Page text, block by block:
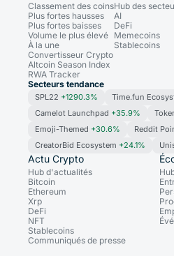
Classement des coins
Plus fortes hausses
Plus fortes baisses
Volume le plus élevé
À la une
Convertisseur Crypto
Altcoin Season Index
RWA Tracker
Hub des
AI
DeFi
Memecoins
Stablecoins
Secteurs tendance
SPL22 +1290.3% Time.fun
Camelot Launchpad +35.9%
Emoji-Themed +30.6% Reddit
CreatorBid Ecosystem +24.1%
Actu Crypto
Hub d'actualités
Bitcoin
Ethereum
Xrp
DeFi
NFT
Stablecoins
Communiqués de presse